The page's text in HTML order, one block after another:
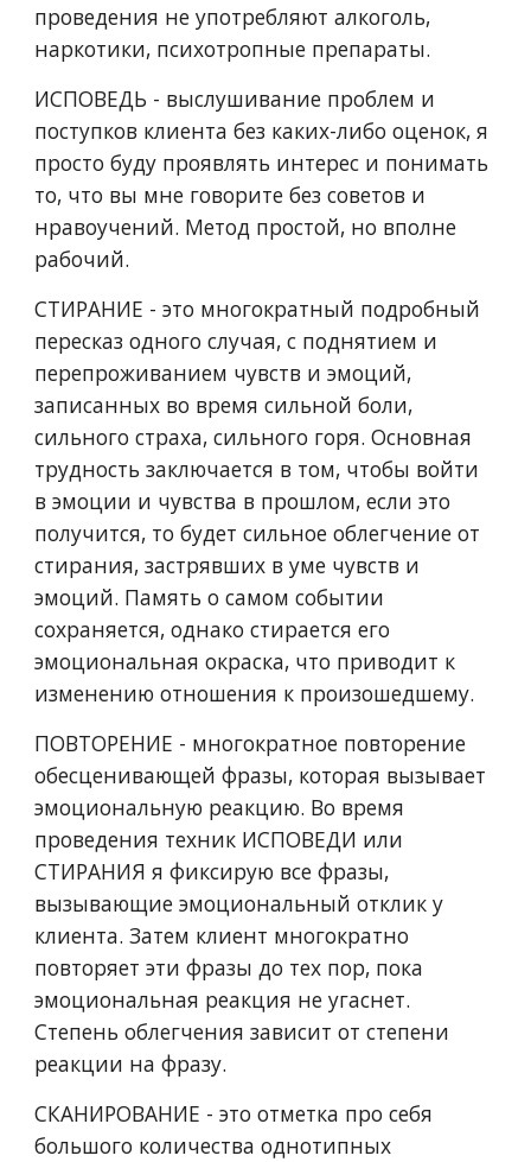
проведения не употребляют алкоголь,
наркотики, психотропные препараты.
ИСПОВЕДЬ - выслушивание проблем и
поступков клиента без каких-либо оценок, я
просто буду проявлять интерес и понимать
то, что вы мне говорите без советов и
нравоучений. Метод простой, но вполне
рабочий.
СТИРАНИЕ - это многократный подробный
пересказ одного случая, с поднятием и
перепроживанием чувств и эмоций,
записанных во время сильной боли,
сильного страха, сильного горя. Основная
трудность заключается в том, чтобы войти
в эмоции и чувства в прошлом, если это
получится, то будет сильное облегчение от
стирания, застрявших в уме чувств и
эмоций. Память о самом событии
сохраняется, однако стирается его
эмоциональная окраска, что приводит к
изменению отношения к произошедшему.
ПОВТОРЕНИЕ - многократное повторение
обесценивающей фразы, которая вызывает
эмоциональную реакцию. Во время
проведения техник ИСПОВЕДИ или
СТИРАНИЯ я фиксирую все фразы,
вызывающие эмоциональный отклик у
клиента. Затем клиент многократно
повторяет эти фразы до тех пор, пока
эмоциональная реакция не угаснет.
Степень облегчения зависит от степени
реакции на фразу.
СКАНИРОВАНИЕ - это отметка про себя
большого количества однотипных